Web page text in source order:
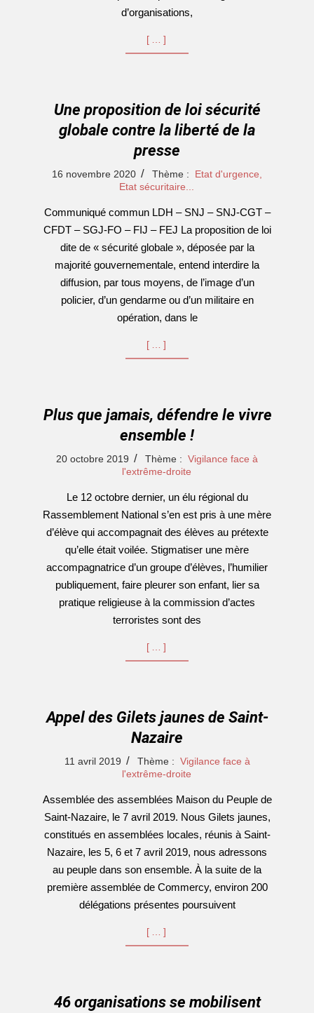
d’organisations,
[…]
Une proposition de loi sécurité
globale contre la liberté de la
presse
2020-
16 novembre 2020 Thème :
Etat d'urgence,
Etat sécuritaire...
Communiqué commun LDH – SNJ – SNJ-CGT –
CFDT – SGJ-FO – FIJ – FEJ La proposition de loi
dite de « sécurité globale », déposée par la
majorité gouvernementale, entend interdire la
diffusion, par tous moyens, de l’image d’un
policier, d’un gendarme ou d’un militaire en
opération, dans le
[…]
Plus que jamais, défendre le vivre
ensemble !
2019-20 octobre 2019 Thème : Vigilance face à
l'extrême-droite
Le 12 octobre dernier, un élu régional du
Rassemblement National s’en est pris à une mère
d’élève qui accompagnait des élèves au prétexte
qu’elle était voilée. Stigmatiser une mère
accompagnatrice d’un groupe d’élèves, l’humilier
publiquement, faire pleurer son enfant, lier sa
pratique religieuse à la commission d’actes
terroristes sont des
[…]
Appel des Gilets jaunes de Saint-
Nazaire
2019-11 avril 2019 Thème : Vigilance face à
l'extrême-droite
Assemblée des assemblées Maison du Peuple de
Saint-Nazaire, le 7 avril 2019. Nous Gilets jaunes,
constitués en assemblées locales, réunis à Saint-
Nazaire, les 5, 6 et 7 avril 2019, nous adressons
au peuple dans son ensemble. À la suite de la
première assemblée de Commercy, environ 200
délégations présentes poursuivent
[…]
46 organisations se mobilisent